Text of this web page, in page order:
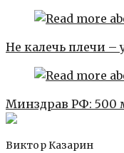
Не калечь плечи
Минздрав РФ: 500
Виктор Казарин